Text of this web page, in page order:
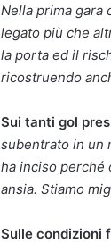
Nella prima gara
legato più che
la porta ed il
ricostruendo
Sui tanti gol
subentrato in un
ha inciso perché
ansia. Stiamo
Sulle condizioni